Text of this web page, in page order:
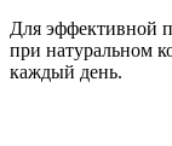
Для эффективной
при натуральном
каждый день.